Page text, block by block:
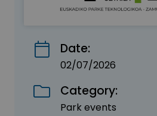
Date:
02/07/2026
Category:
Park events